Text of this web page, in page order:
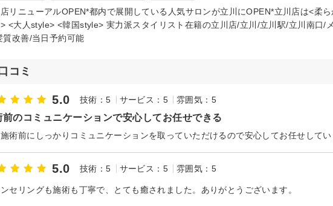
リニューアルOPEN*都内で展開している人気サロンが立川にOPEN*立川店は<柔
<大人style> <韓国style> 実力派スタイリスト在籍の立川店/立川/立川駅/立川南口/
質改善/当日予約可能
コミ
5.0 技術：5 サービス：5 雰囲気：5
前のコミュニケーションで安心してお任せできる
5.0 技術：5 サービス：5 雰囲気：5
セリングも施術も丁寧で、とても癒されました。ありがとうございます。